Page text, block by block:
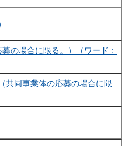
の場合に限る。）（ワード：
共同事業体の応募の場合に限